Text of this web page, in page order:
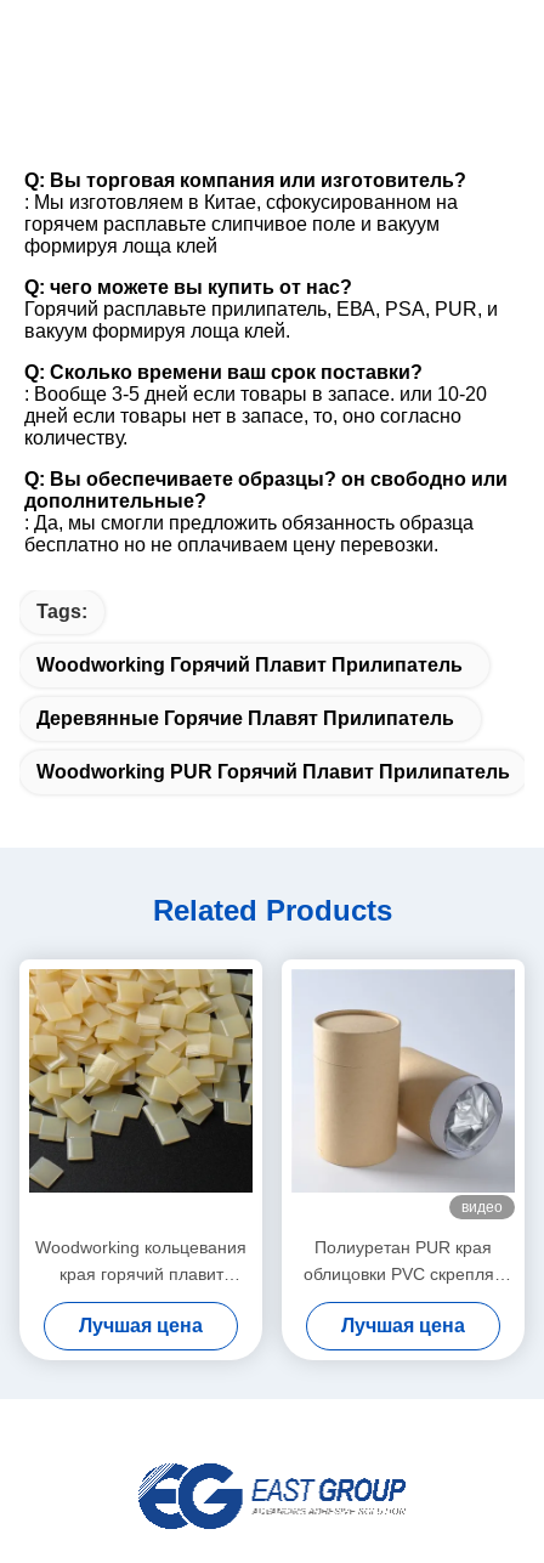
Q: Вы торговая компания или изготовитель?
: Мы изготовляем в Китае, сфокусированном на
горячем расплавьте слипчивое поле и вакуум
формируя лоща клей
Q: чего можете вы купить от нас?
Горячий расплавьте прилипатель, ЕВА, PSA, PUR, и
вакуум формируя лоща клей.
Q: Сколько времени ваш срок поставки?
: Вообще 3-5 дней если товары в запасе. или 10-20
дней если товары нет в запасе, то, оно согласно
количеству.
Q: Вы обеспечиваете образцы? он свободно или
дополнительные?
: Да, мы смогли предложить обязанность образца
бесплатно но не оплачиваем цену перевозки.
Tags:
Woodworking Горячий Плавит Прилипатель
Деревянные Горячие Плавят Прилипатель
Woodworking PUR Горячий Плавит Прилипатель
Related Products
Woodworking кольцевания
края горячий плавит
слипчивое для
автоматической соединяя
машины
Лучшая цена
видео
Полиуретан PUR края
облицовки PVC скрепляя
горячий плавит
прилипатели для мебели
Лучшая цена